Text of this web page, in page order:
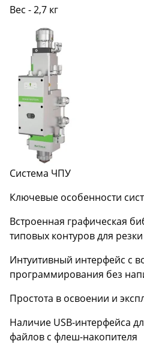
Вес - 2,7 кг
Система ЧПУ
Ключевые особенности
Встроенная графическая
типовых контуров для резки
Интуитивный интерфейс с
программирования без
Простота в освоении и
Наличие USB-интерфейса
файлов с флеш-накопителя